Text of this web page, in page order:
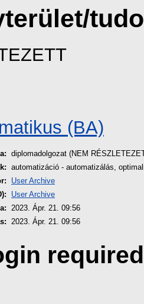
(BA)
diplomadolgozat (NEM
automatizáció - automatizálás,
User Archive
User Archive
2023. Ápr. 21. 09:56
2023. Ápr. 21. 09:56